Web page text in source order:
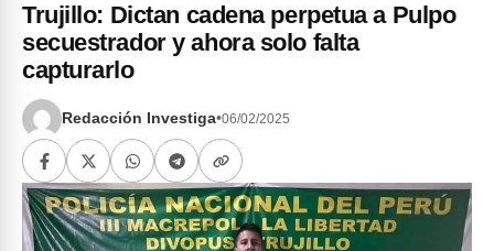
Trujillo: Dictan cadena perpetua a Pulpo
secuestrador y ahora solo falta
capturarlo
Redacción Investiga•06/02/2025